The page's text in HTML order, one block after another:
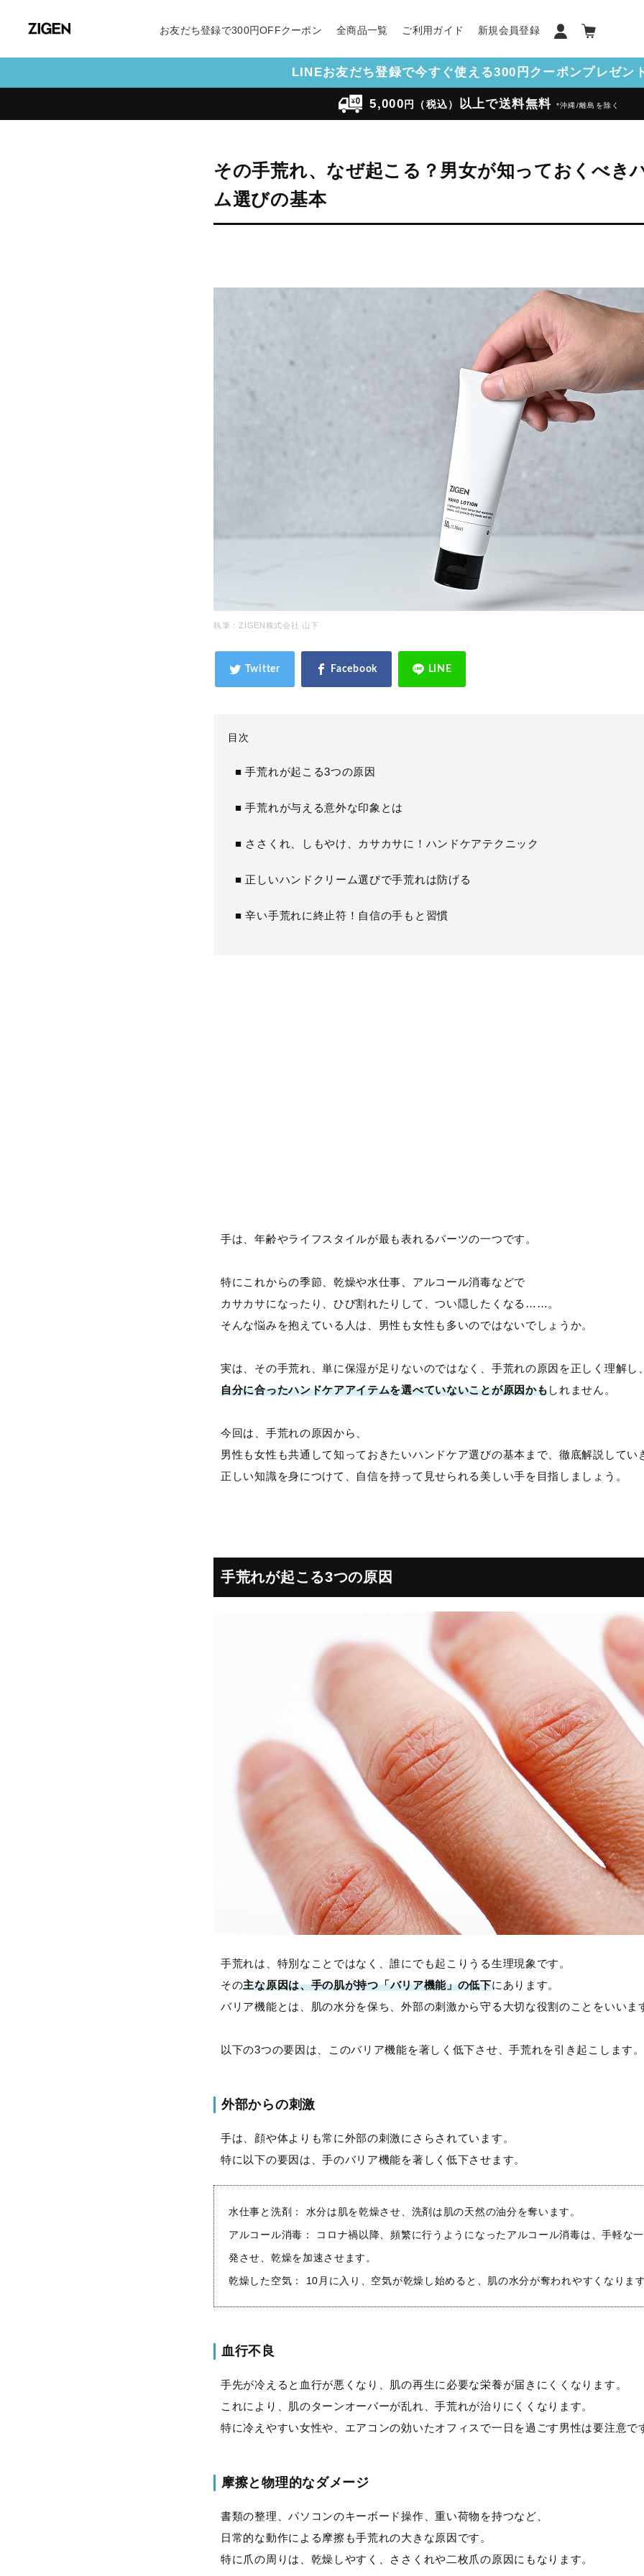
お友だち登録で300円OFFクーポン 全商品一覧 ご利用ガイド 新規会員登録
LINEお友だち登録で今すぐ使える300円クーポンプレゼン
5,000円（税込） 以上で送料無料 *沖縄/離島を除く
その手荒れ、なぜ起こる？男女が知っておくべき
ム選びの基本
執筆：ZIGEN株式会社 山下
目次
■ 手荒れが起こる3つの原因
■ 手荒れが与える意外な印象とは
■ ささくれ、しもやけ、カサカサに！ハンドケアテクニック
■ 正しいハンドクリーム選びで手荒れは防げる
■ 辛い手荒れに終止符！自信の手もと習慣
手は、年齢やライフスタイルが最も表れるパーツの一つです。
特にこれからの季節、乾燥や水仕事、アルコール消毒などで
カサカサになったり、ひび割れたりして、つい隠したくなる……。
そんな悩みを抱えている人は、男性も女性も多いのではないでしょうか。
実は、その手荒れ、単に保湿が足りないのではなく、手荒れの原因を正しく理解し、
自分に合ったハンドケアアイテムを選べていないことが原因かもしれません。
今回は、手荒れの原因から、
男性も女性も共通して知っておきたいハンドケア選びの基本まで、徹底解説してい
正しい知識を身につけて、自信を持って見せられる美しい手を目指しましょう。
手荒れが起こる3つの原因
手荒れは、特別なことではなく、誰にでも起こりうる生理現象です。
その主な原因は、手の肌が持つ「バリア機能」の低下にあります。
バリア機能とは、肌の水分を保ち、外部の刺激から守る大切な役割のことをいいま
以下の3つの要因は、このバリア機能を著しく低下させ、手荒れを引き起こします。
外部からの刺激
手は、顔や体よりも常に外部の刺激にさらされています。
特に以下の要因は、手のバリア機能を著しく低下させます。
水仕事と洗剤： 水分は肌を乾燥させ、洗剤は肌の天然の油分を奪います。
アルコール消毒： コロナ禍以降、頻繁に行うようになったアルコール消毒は、手軽な
発させ、乾燥を加速させます。
乾燥した空気： 10月に入り、空気が乾燥し始めると、肌の水分が奪われやすくなります
血行不良
手先が冷えると血行が悪くなり、肌の再生に必要な栄養が届きにくくなります。
これにより、肌のターンオーバーが乱れ、手荒れが治りにくくなります。
特に冷えやすい女性や、エアコンの効いたオフィスで一日を過ごす男性は要注意で
摩擦と物理的なダメージ
書類の整理、パソコンのキーボード操作、重い荷物を持つなど、
日常的な動作による摩擦も手荒れの大きな原因です。
特に爪の周りは、乾燥しやすく、ささくれや二枚爪の原因にもなります。